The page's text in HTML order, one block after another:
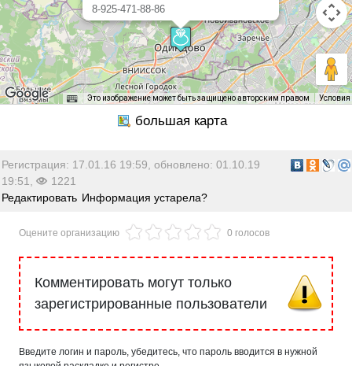
8-925-471-88-86
ежедневно: 11.00-20.00 (кроме
понедельника)
Это изображение может быть защищено авторским правом Условия
Регистрация: 17.01.16 19:59, обновлено: 01.10.19
19:51,
1221
Редактировать Информация устарела?
Оцените организацию 0 голосов
Комментировать могут только
зарегистрированные пользователи
Введите логин и пароль, убедитесь, что пароль вводится в нужной